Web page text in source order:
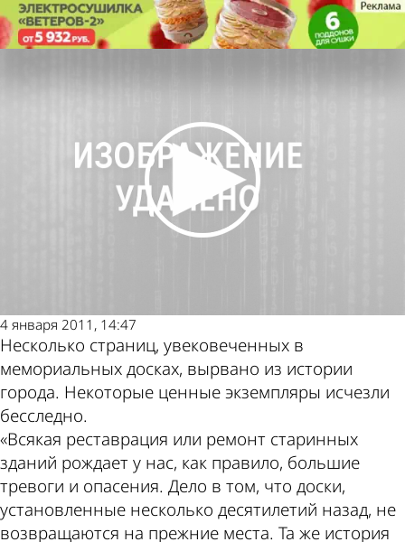
Реконструкция стирает следы в
истории Пензы
Культура
4 января 2011, 14:47
Несколько страниц, увековеченных в
мемориальных досках, вырвано из истории
города. Некоторые ценные экземпляры исчезли
бесследно.
«Всякая реставрация или ремонт старинных
зданий рождает у нас, как правило, большие
тревоги и опасения. Дело в том, что доски,
установленные несколько десятилетий назад, не
возвращаются на прежние места. Та же история
Другие
новости по
Погода и
курсы валют
в Пензе